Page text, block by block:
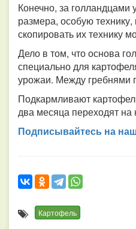
Конечно, за голландцами
размера, особую
скопировать их технику
Дело в том, что основа
специально для
урожаи. Между гребнями
Подкармливают
два месяца переходят на
Подписывайтесь на
Картофель